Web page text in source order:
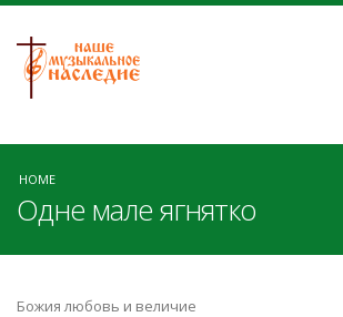
HOME
Одне мале ягнятко
Божия любовь и величие